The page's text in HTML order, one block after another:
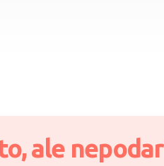
ale